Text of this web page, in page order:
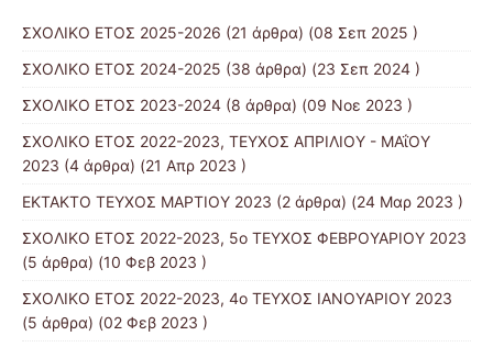
ΣΧΟΛΙΚΟ ΕΤΟΣ 2025-2026 (21 άρθρα) (08 Σεπ 2025 )
ΣΧΟΛΙΚΟ ΕΤΟΣ 2024-2025 (38 άρθρα) (23 Σεπ 2024 )
ΣΧΟΛΙΚΟ ΕΤΟΣ 2023-2024 (8 άρθρα) (09 Νοε 2023 )
ΣΧΟΛΙΚΟ ΕΤΟΣ 2022-2023, ΤΕΥΧΟΣ ΑΠΡΙΛΙΟΥ - ΜΑΐΟΥ
2023 (4 άρθρα) (21 Απρ 2023 )
ΕΚΤΑΚΤΟ ΤΕΥΧΟΣ ΜΑΡΤΙΟΥ 2023 (2 άρθρα) (24 Μαρ 2023 )
ΣΧΟΛΙΚΟ ΕΤΟΣ 2022-2023, 5ο ΤΕΥΧΟΣ ΦΕΒΡΟΥΑΡΙΟΥ 2023
(5 άρθρα) (10 Φεβ 2023 )
ΣΧΟΛΙΚΟ ΕΤΟΣ 2022-2023, 4ο ΤΕΥΧΟΣ ΙΑΝΟΥΑΡΙΟΥ 2023
(5 άρθρα) (02 Φεβ 2023 )